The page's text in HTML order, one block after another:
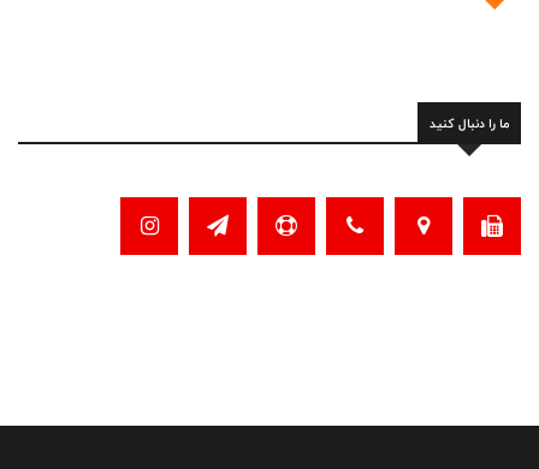
-
ما را دنبال کنید